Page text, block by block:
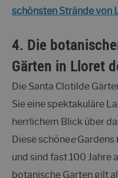
schönsten Strände von
4. Die
Gärten in Lloret
Die Santa Clotilde
Sie eine spektakuläre
herrlichem Blick über
Diese schöneeGardens
und sind fast 100 Jahre
botanische Garten gilt